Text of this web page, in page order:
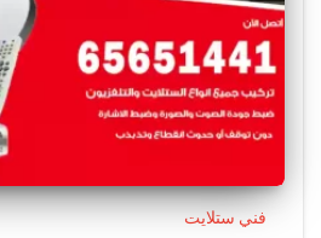
فني ستلايت